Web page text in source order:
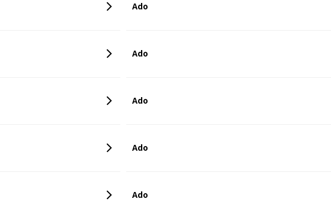
Ado
Ado
Ado
Ado
Ado